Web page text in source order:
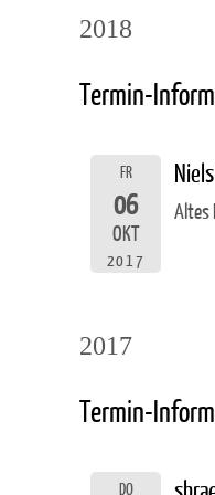
2018
Termin-
FR
06
OKT
2017
Altes
2017
Termin-
DO